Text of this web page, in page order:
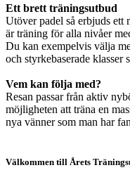
Ett brett träningsutbud
Utöver padel så erbjuds ett
är träning för alla nivåer
Du kan exempelvis välja
och styrkebaserade
Vem kan följa med?
Resan passar från aktiv
möjligheten att träna en
nya vänner som man har
Välkommen till Årets